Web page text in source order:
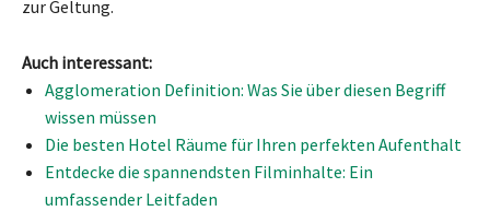
zur Geltung.
Auch interessant:
Agglomeration Definition: Was Sie über diesen Begriff
wissen müssen
Die besten Hotel Räume für Ihren perfekten Aufenthalt
Entdecke die spannendsten Filminhalte: Ein
umfassender Leitfaden